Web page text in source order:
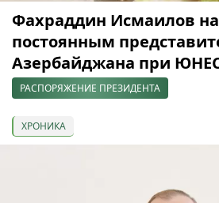
Фахраддин Исмаилов
постоянным
Азербайджана при
РАСПОРЯЖЕНИЕ ПРЕЗИДЕНТА
ХРОНИКА